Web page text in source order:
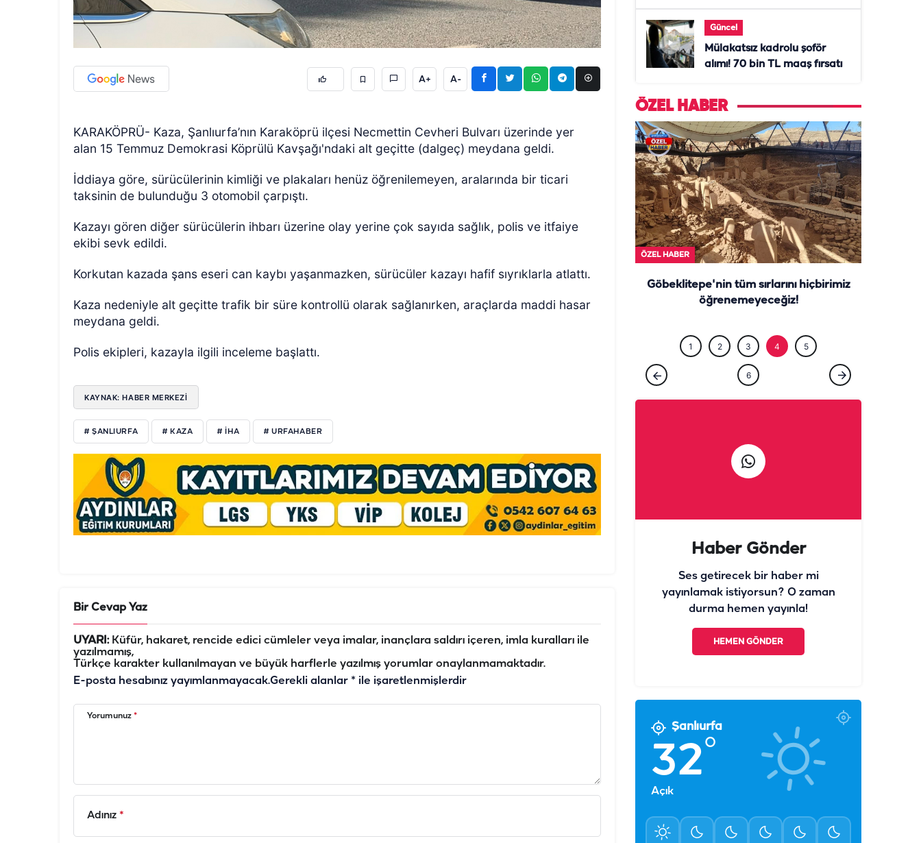
A+ A-
KARAKÖPRÜ- Kaza, Şanlıurfa’nın Karaköprü ilçesi Necmettin Cevheri Bulvarı üzerinde yer
alan 15 Temmuz Demokrasi Köprülü Kavşağı'ndaki alt geçitte (dalgeç) meydana geldi.
İddiaya göre, sürücülerinin kimliği ve plakaları henüz öğrenilemeyen, aralarında bir ticari
taksinin de bulunduğu 3 otomobil çarpıştı.
Kazayı gören diğer sürücülerin ihbarı üzerine olay yerine çok sayıda sağlık, polis ve itfaiye
ekibi sevk edildi.
Korkutan kazada şans eseri can kaybı yaşanmazken, sürücüler kazayı hafif sıyrıklarla atlattı.
Kaza nedeniyle alt geçitte trafik bir süre kontrollü olarak sağlanırken, araçlarda maddi hasar
meydana geldi.
Polis ekipleri, kazayla ilgili inceleme başlattı.
KAYNAK: HABER MERKEZİ
# ŞANLIURFA # KAZA # İHA # URFAHABER
Bir Cevap Yaz
UYARI:Küfür, hakaret, rencide edici cümleler veya imalar, inançlara saldırı içeren, imla kuralları ile
yazılmamış,
Türkçe karakter kullanılmayan ve büyük harflerle yazılmış yorumlar onaylanmamaktadır.
E-posta hesabınız yayımlanmayacak.Gerekli alanlar * ile işaretlenmişlerdir
Yorumunuz *
Adınız *
Güncel
Mülakatsız kadrolu şoför
alımı! 70 bin TL maaş fırsatı
ÖZEL HABER
ÖZEL HABER
Göbeklitepe'nin tüm sırlarını hiçbirimiz
öğrenemeyeceğiz!
1 2 3 4 5
6
Haber Gönder
Ses getirecek bir haber mi
yayınlamak istiyorsun? O zaman
durma hemen yayınla!
HEMEN GÖNDER
Şanlıurfa
32°
Açık